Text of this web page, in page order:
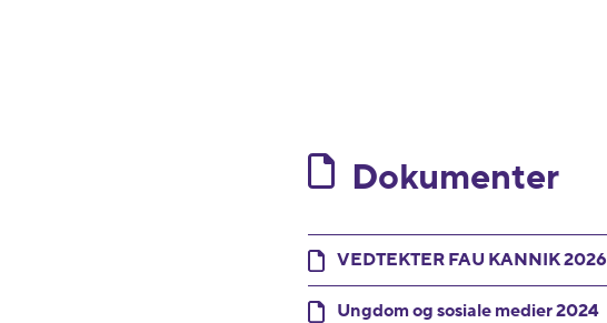
Dokumenter
VEDTEKTER FAU KANNIK 2026
Ungdom og sosiale medier 2024